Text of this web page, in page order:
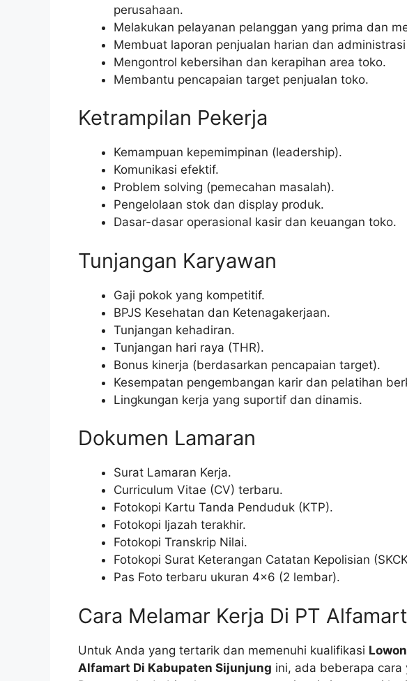
perusahaan.
Melakukan pelayanan pelanggan yang prima dan
Membuat laporan penjualan harian dan
Mengontrol kebersihan dan kerapihan area toko.
Membantu pencapaian target penjualan toko.
Ketrampilan Pekerja
Kemampuan kepemimpinan (leadership).
Komunikasi efektif.
Problem solving (pemecahan masalah).
Pengelolaan stok dan display produk.
Dasar-dasar operasional kasir dan keuangan toko.
Tunjangan Karyawan
Gaji pokok yang kompetitif.
BPJS Kesehatan dan Ketenagakerjaan.
Tunjangan kehadiran.
Tunjangan hari raya (THR).
Bonus kinerja (berdasarkan pencapaian target).
Kesempatan pengembangan karir dan pelatihan
Lingkungan kerja yang suportif dan dinamis.
Dokumen Lamaran
Surat Lamaran Kerja.
Curriculum Vitae (CV) terbaru.
Fotokopi Kartu Tanda Penduduk (KTP).
Fotokopi Ijazah terakhir.
Fotokopi Transkrip Nilai.
Fotokopi Surat Keterangan Catatan Kepolisian
Pas Foto terbaru ukuran 4×6 (2 lembar).
Cara Melamar Kerja Di PT Alfamart
Untuk Anda yang tertarik dan memenuhi kualifikasi
Alfamart Di Kabupaten Sijunjung ini, ada beberapa